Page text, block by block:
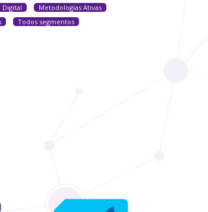
Digital
Metodologias Ativas
Todos segmentos